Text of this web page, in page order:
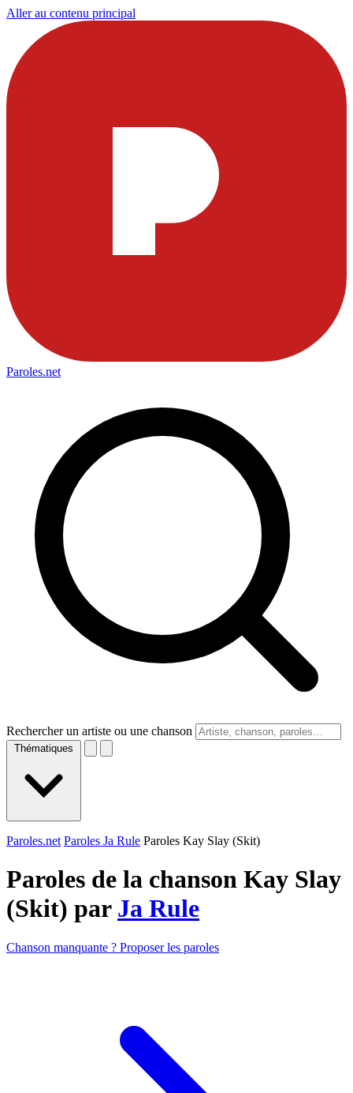
Aller au contenu principal
Paroles.net
Rechercher un artiste ou une chanson
Thématiques
Paroles.net Paroles Ja Rule Paroles Kay Slay (Skit)
Paroles de la chanson Kay Slay
(Skit) par Ja Rule
Chanson manquante ? Proposer les paroles